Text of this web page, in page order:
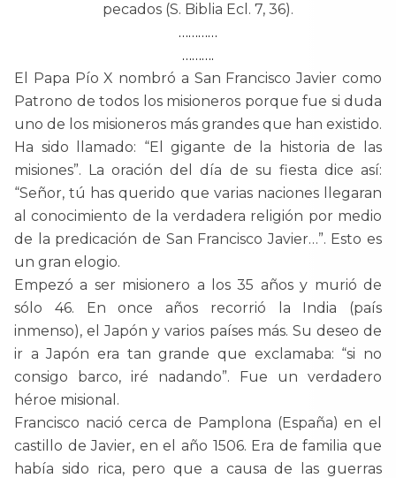
pecados (S. Biblia Ecl. 7, 36).
…………
……….
El Papa Pío X nombró a San Francisco Javier como
Patrono de todos los misioneros porque fue si duda
uno de los misioneros más grandes que han existido.
Ha sido llamado: “El gigante de la historia de las
misiones”. La oración del día de su fiesta dice así:
“Señor, tú has querido que varias naciones llegaran
al conocimiento de la verdadera religión por medio
de la predicación de San Francisco Javier…”. Esto es
un gran elogio.
Empezó a ser misionero a los 35 años y murió de
sólo 46. En once años recorrió la India (país
inmenso), el Japón y varios países más. Su deseo de
ir a Japón era tan grande que exclamaba: “si no
consigo barco, iré nadando”. Fue un verdadero
héroe misional.
Francisco nació cerca de Pamplona (España) en el
castillo de Javier, en el año 1506. Era de familia que
había sido rica, pero que a causa de las guerras